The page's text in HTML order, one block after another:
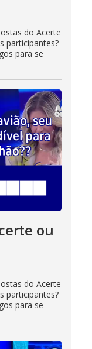
do Acerte
participantes?
para se
ou
do Acerte
participantes?
para se